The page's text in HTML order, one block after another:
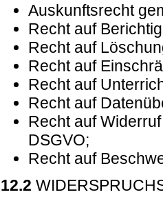
Auskunftsrecht
Recht auf
Recht auf
Recht auf
Recht auf
Recht auf
Recht auf
DSGVO;
Recht auf
12.2